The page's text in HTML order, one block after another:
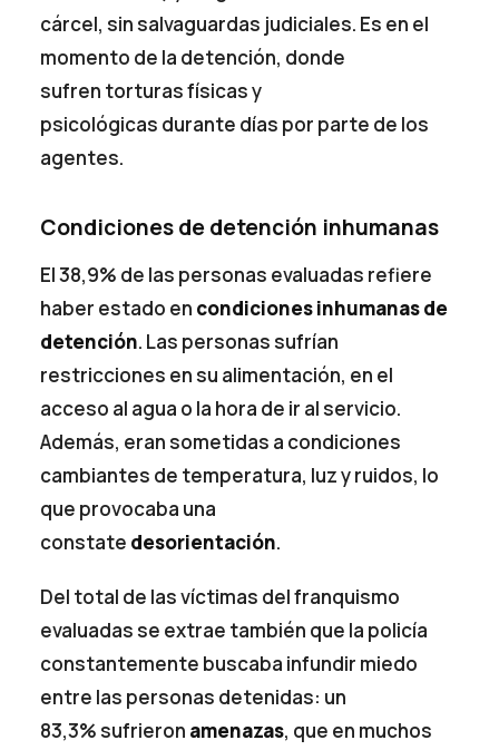
cárcel, sin salvaguardas judiciales. Es en el
momento de la detención, donde
sufren torturas físicas y
psicológicas durante días por parte de los
agentes.
Condiciones de detención inhumanas
El 38,9% de las personas evaluadas refiere
haber estado en condiciones inhumanas de
detención. Las personas sufrían
restricciones en su alimentación, en el
acceso al agua o la hora de ir al servicio.
Además, eran sometidas a condiciones
cambiantes de temperatura, luz y ruidos, lo
que provocaba una
constate desorientación.
Del total de las víctimas del franquismo
evaluadas se extrae también que la policía
constantemente buscaba infundir miedo
entre las personas detenidas: un
83,3% sufrieron amenazas, que en muchos